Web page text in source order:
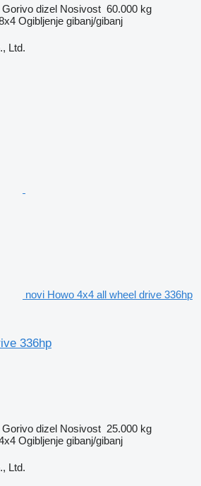
Gorivo dizel Nosivost 60.000 kg
Ogibljenje gibanj/gibanj
Ltd.
novi Howo 4x4 all wheel drive 336hp
336hp
Gorivo dizel Nosivost 25.000 kg
Ogibljenje gibanj/gibanj
Ltd.